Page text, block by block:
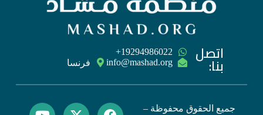
اتصل
بنا:
‪+19294986022
فرنسا
جميع الحقوق محفوظة –